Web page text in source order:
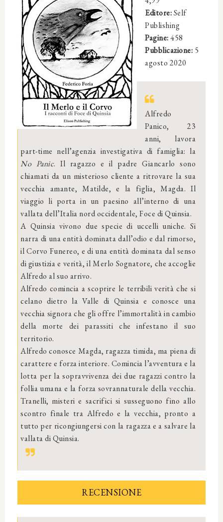
Editore:Self
Publishing
Pagine:458
Pubblicazione: 5
agosto 2020
Alfredo
Panico, 23
anni, lavora
part-time nell’agenzia investigativa di famiglia: la
No Panic. Il ragazzo e il padre Giancarlo sono
chiamati da un misterioso cliente a ritrovare la sua
vecchia amante, Matilde, e la figlia, Magda. Il
viaggio li porta in un paesino all’interno di una
vallata dell’Italia nord occidentale, Foce di Quinsia.
A Quinsia vivono due specie di uccelli uniche. Si
narra di una entità dominata dall’odio e dal rimorso,
il Corvo Funereo, e di una entità dominata dal senso
di giustizia e verità, il Merlo Sognatore, che accoglie
Alfredo al suo arrivo.
Alfredo comincia a scoprire le terribili verità che si
celano dietro la Valle di Quinsia e conosce una
vecchia signora che gli offre l’immortalità in cambio
della morte dei parassiti che infestano il suo
territorio.
Alfredo conosce Magda, ragazza timida, ma piena di
carattere e forza interiore. Comincia l’avventura e la
lotta per la sopravvivenza dei due ragazzi contro la
follia umana e la forza sovrannaturale della vecchia.
Tranelli, misteri e sacrifici si susseguono fino allo
scontro finale tra Alfredo e la vecchia, pronto a
tutto per ricongiungersi con la ragazza e a salvare la
vallata di Quinsia.
RECENSIONE